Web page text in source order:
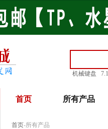
机械键盘
首页 所有产品
首页-所有产品